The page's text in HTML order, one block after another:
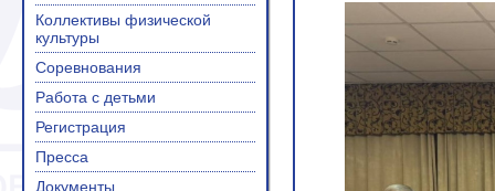
Коллективы физической
культуры
Соревнования
Работа с детьми
Регистрация
Пресса
Документы